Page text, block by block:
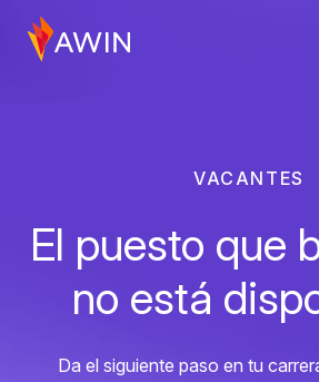
VACANTES
El puesto que
no está
Da el siguiente paso en tu